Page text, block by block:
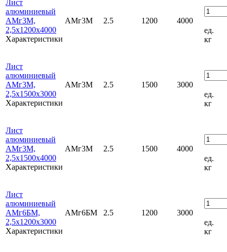
Лист
алюминиевый
АМг3М,
2,5х1200х4000
Характеристики
АМг3М 2.5 1200
4000
ед.
кг
Лист
алюминиевый
АМг3М,
2,5х1500х3000
Характеристики
АМг3М 2.5 1500
3000
ед.
кг
Лист
алюминиевый
АМг3М,
2,5х1500х4000
Характеристики
АМг3М 2.5 1500
4000
ед.
кг
Лист
алюминиевый
АМг6БМ,
2,5х1200х3000
Характеристики
АМг6БМ 2.5 1200
3000
ед.
кг